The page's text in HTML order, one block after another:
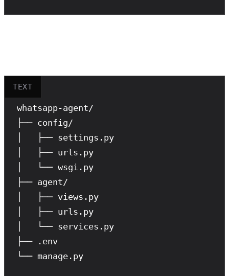
TEXT
whatsapp-agent/
├── config/
│   ├── settings.py
│   ├── urls.py
│   └── wsgi.py
├── agent/
│   ├── views.py
│   ├── urls.py
│   └── services.py
├── .env
└── manage.py